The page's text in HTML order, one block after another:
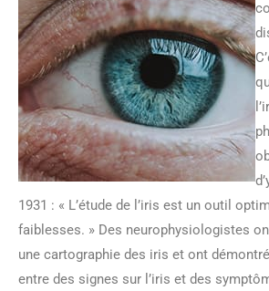
1931 : « L’étude de l’iris est un outil
faiblesses. » Des neurophysiologistes
une cartographie des iris et ont
entre des signes sur l’iris et des